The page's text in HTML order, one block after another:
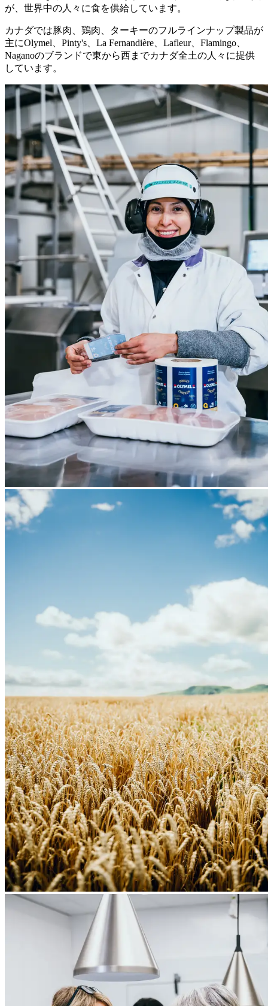
が、世界中の人々に食を供給しています。
カナダでは豚肉、鶏肉、ターキーのフルラインナップ製品が
主にOlymel、Pinty's、La Fernandière、Lafleur、Flamingo、
Naganoのブランドで東から西までカナダ全土の人々に提供
しています。